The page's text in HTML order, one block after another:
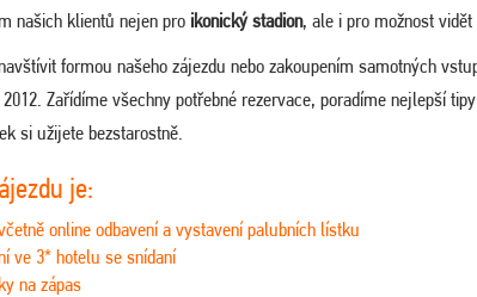
našich klientů nejen pro ikonický stadion, ale i pro možnost
formou našeho zájezdu nebo zakoupením samotných
Zařídíme všechny potřebné rezervace, poradíme nejlepší
si užijete bezstarostně.
je:
online odbavení a vystavení palubních lístku
ve 3* hotelu se snídaní
na zápas